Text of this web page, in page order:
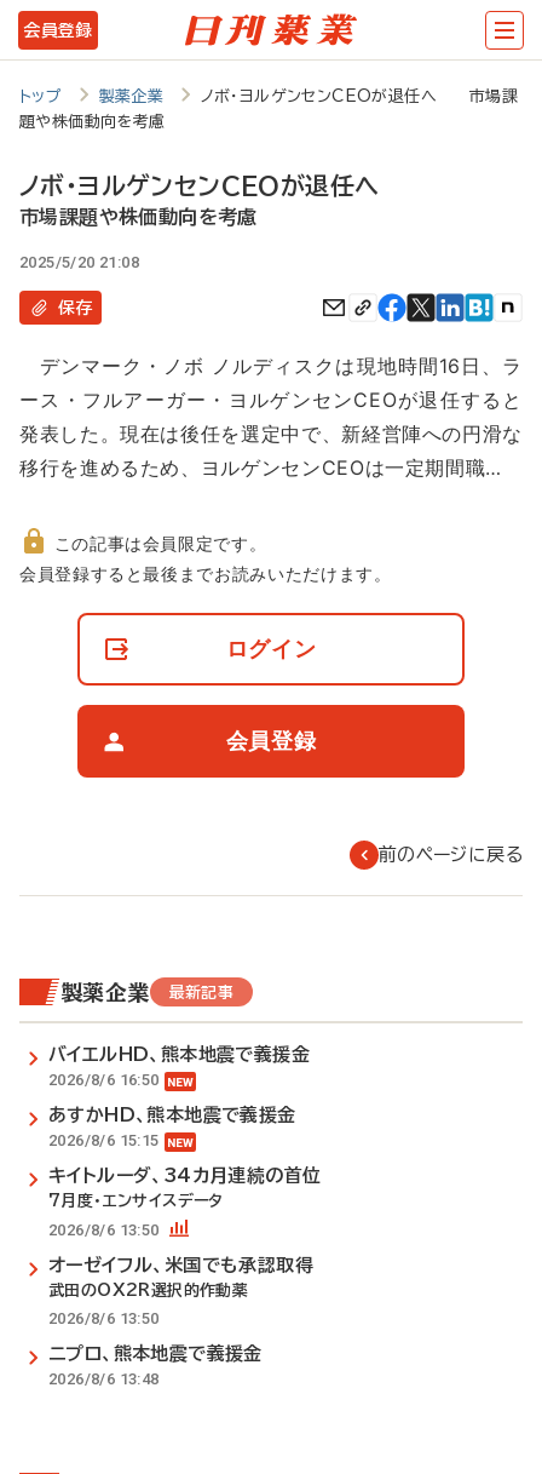
メ
イ
コ
テ
ツ
に
動
会員登録
トップ 製薬企業
ノボ・ヨルゲンセンCEOが退任へ 市場課
題や株価動向を考慮
ノボ・ヨルゲンセンCEOが退任へ
市場課題や株価動向を考慮
2025/5/20 21:08
保存
デンマーク・ノボ ノルディスクは現地時間16日、ラ
ース・フルアーガー・ヨルゲンセンCEOが退任すると
発表した。現在は後任を選定中で、新経営陣への円滑な
移行を進めるため、ヨルゲンセンCEOは一定期間職…
非
この記事は会員限定です。
会員登録すると最後までお読みいただけます。
ログイン
会員登録
前のページに戻る
製薬企業 最新記事
バイエルHD、熊本地震で義援金
2026/8/6 16:50
あすかHD、熊本地震で義援金
2026/8/6 15:15
キイトルーダ、34カ月連続の首位
7月度・エンサイスデータ
2026/8/6 13:50
オーゼイフル、米国でも承認取得
武田のOX2R選択的作動薬
2026/8/6 13:50
ニプロ、熊本地震で義援金
2026/8/6 13:48